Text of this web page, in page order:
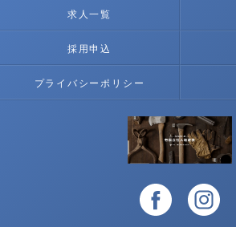
求人一覧
採用申込
プライバシーポリシー